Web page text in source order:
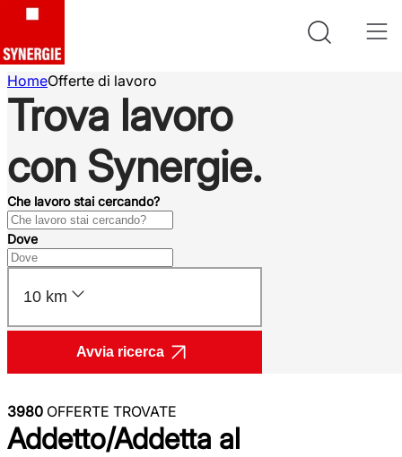
HomeOfferte di lavoro
Trova lavoro
con Synergie.
Che lavoro stai cercando?
Dove
10 km
Avvia ricerca
3980 OFFERTE TROVATE
Addetto/Addetta al